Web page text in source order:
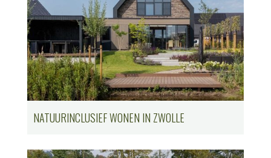
NATUURINCLUSIEF WONEN IN ZWOLLE